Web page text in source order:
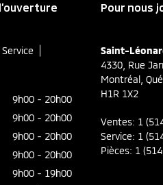
Service
9h00 - 20h00
9h00 - 20h00
9h00 - 20h00
9h00 - 20h00
9h00 - 19h00
Pour nous
Saint-
4330, Rue
Montréal ,
H1R 1X2
Ventes: 1
Service: 1
Pièces: 1